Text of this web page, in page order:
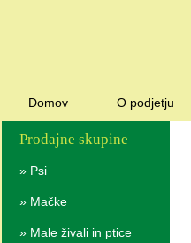
Domov O podjetju
Prodajne skupine
» Psi
» Mačke
» Male živali in ptice